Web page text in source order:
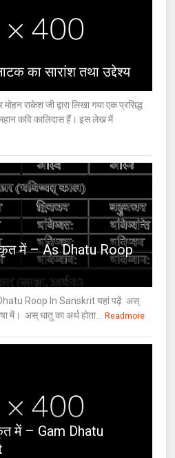
का सारांश तथा उद्देश्य
राकेश जी द्वारा लिखा गया एक प्रसिद्ध
कवि कालिदास हैं। इस लेख में
में – As Dhatu Roop
Roop In Sanskrit यहां पढ़ें अस्
में। अस् धातु का अर्थ होता...
Readmore
में – Gam Dhatu